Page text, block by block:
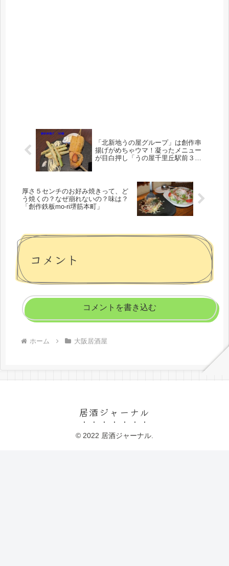
「北新地うの屋グループ」は創作串
揚げがめちゃウマ！凝ったメニュー
が目白押し「うの屋千里丘駅前３号
厚さ５センチのお好み焼きって、ど
う焼くの？なぜ崩れないの？味は？
「創作鉄板mo-ri堺筋本町」
コメント
コメントを書き込む
ホーム 大阪居酒屋
居酒ジャーナル
© 2022 居酒ジャーナル.